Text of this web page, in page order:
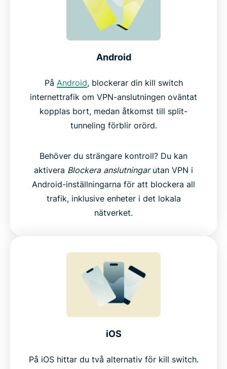
Android
På Android, blockerar din kill switch
internettrafik om VPN-anslutningen oväntat
kopplas bort, medan åtkomst till split-
tunneling förblir orörd.
Behöver du strängare kontroll? Du kan
aktivera Blockera anslutningarutan VPN i
Android-inställningarna för att blockera all
trafik, inklusive enheter i det lokala
nätverket.
iOS
På iOS hittar du två alternativ för kill switch.